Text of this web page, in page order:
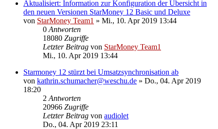
Aktualisiert: Information zur Konfiguration der Übersicht in
den neuen Versionen StarMoney 12 Basic und Deluxe
von StarMoney Team1 » Mi., 10. Apr 2019 13:44
0 Antworten
18080 Zugriffe
Letzter Beitrag von StarMoney Team1
Mi., 10. Apr 2019 13:44
Starmoney 12 stürzt bei Umsatzsynchronisation ab
von kathrin.schumacher@weschu.de » Do., 04. Apr 2019
18:20
2 Antworten
20966 Zugriffe
Letzter Beitrag von audiolet
Do., 04. Apr 2019 23:11